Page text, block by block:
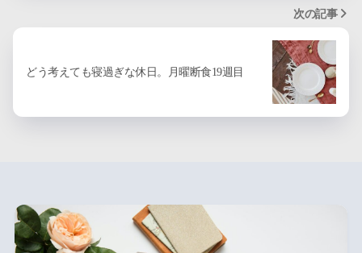
次の記事
どう考えても寝過ぎな休日。月曜断食19週目